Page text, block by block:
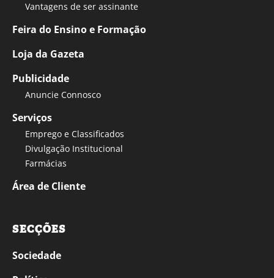
Vantagens de ser assinante
Feira do Ensino e Formação
Loja da Gazeta
Publicidade
Anuncie Connosco
Serviços
Emprego e Classificados
Divulgação Institucional
Farmácias
Área de Cliente
SECÇÕES
Sociedade